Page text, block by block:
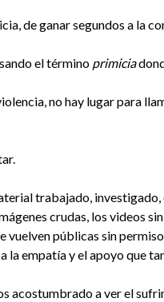
de ganar segundos a la
el término primicia
no hay lugar para
trabajado,
crudas, los videos
vuelven públicas sin
la empatía y el apoyo que
acostumbrado a ver el